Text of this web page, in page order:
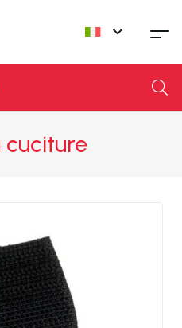
cuciture